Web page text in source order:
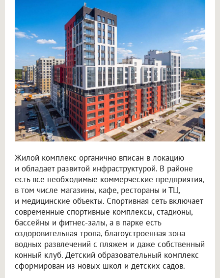
Жилой комплекс органично вписан в локацию
и обладает развитой инфраструктурой. В районе
есть все необходимые коммерческие предприятия,
в том числе магазины, кафе, рестораны и ТЦ,
и медицинские объекты. Спортивная сеть включает
современные спортивные комплексы, стадионы,
бассейны и фитнес-залы, а в парке есть
оздоровительная тропа, благоустроенная зона
водных развлечений с пляжем и даже собственный
конный клуб. Детский образовательный комплекс
сформирован из новых школ и детских садов.